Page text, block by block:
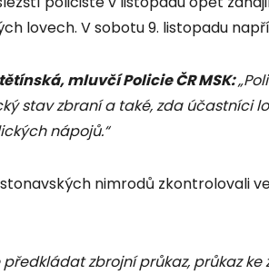
lovech. V sobotu 9. listopadu
mluvčí Policie ČR MSK:
stav zbraní a také, zda účastníci
nápojů.“
nimrodů zkontrolovali
zbrojní průkaz, průkaz ke